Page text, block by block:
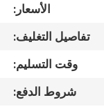
المصنع
مراقبة
الأسعار:
تفاصيل التغليف:
وقت التسليم:
شروط الدفع: